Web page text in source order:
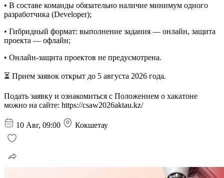
• В составе команды обязательно наличие минимум одного
разработчика (Developer);
• Гибридный формат: выполнение задания — онлайн, защита
проекта — офлайн;
• Онлайн-защита проектов не предусмотрена.
⏳ Прием заявок открыт до 5 августа 2026 года.
Подать заявку и ознакомиться с Положением о хакатоне
можно на сайте: https://csaw2026aktau.kz/
10 Авг, 09:00 Кокшетау